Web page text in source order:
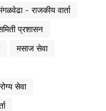
- राजकीय वार्ता
प्रशासन
मसाज सेवा
सेवा